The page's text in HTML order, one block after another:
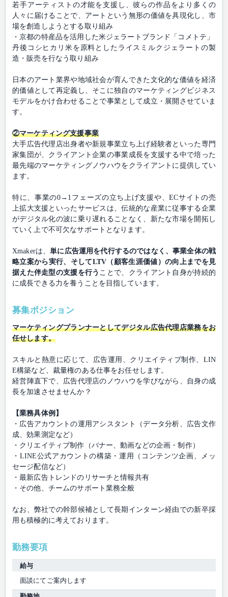
若手アーティストの才能を支援し、彼らの作品をより多くの
人々に届けることで、アートという無形の価値を具現化し、市
場を創造しようとする取り組み
・京都の特産品を活用した米ジェラートブランド「コメトテ」
丹後コシヒカリ米を原料としたライスミルクジェラートの製
造・販売を行なう取り組み
日本のアート業界や地域社会が育んできた文化的な価値を経済
的価値として再定義し、そこに独自のマーケティングビジネス
モデルをかけ合わせることで事業として成立・展開させていま
す。
②マーケティング支援事業
大手広告代理店出身者や新規事業立ち上げ経験者といった専門
家集団が、クライアント企業の事業成長を支援する中で培った
最先端のマーケティングノウハウをクライアントに提供してい
ます。
特に、事業の0→1フェーズの立ち上げ支援や、ECサイトの売
上拡大支援といったサービスは、伝統的な産業に従事する企業
がデジタル化の波に乗り遅れることなく、新たな市場を開拓し
ていく上で不可欠なサポートとなります。
Xmakerは、単に広告運用を代行するのではなく、事業全体の戦
略立案から実行、そしてLTV（顧客生涯価値）の向上までを見
据えた伴走型の支援を行う ことで、クライアント自身が持続的
に成長できる力を養うことを目指しています。
募集ポジション
マーケティングプランナーとしてデジタル広告代理店業務をお
任せします。
スキルと熱意に応じて、広告運用、クリエイティブ制作、LIN
E構築など、裁量権のある仕事をお任せします。
経営陣直下で、広告代理店のノウハウを学びながら、自身の成
長を加速させませんか？
【業務具体例】
・広告アカウントの運用アシスタント（データ分析、広告文作
成、効果測定など）
・クリエイティブ制作（バナー、動画などの企画・制作）
・LINE公式アカウントの構築・運用（コンテンツ企画、メッ
セージ配信など）
・最新広告トレンドのリサーチと情報共有
・その他、チームのサポート業務全般
なお、弊社での幹部候補として長期インターン経由での新卒採
用も積極的に考えております。
勤務要項
給与
面談にてご案内します